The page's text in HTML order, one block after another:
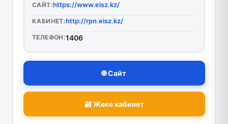
САЙТ:https://www.eisz.kz/
КАБИНЕТ:http://rpn.eisz.kz/
ТЕЛЕФОН:1406
🌐 Сайт
🔐 Жеке кабинет